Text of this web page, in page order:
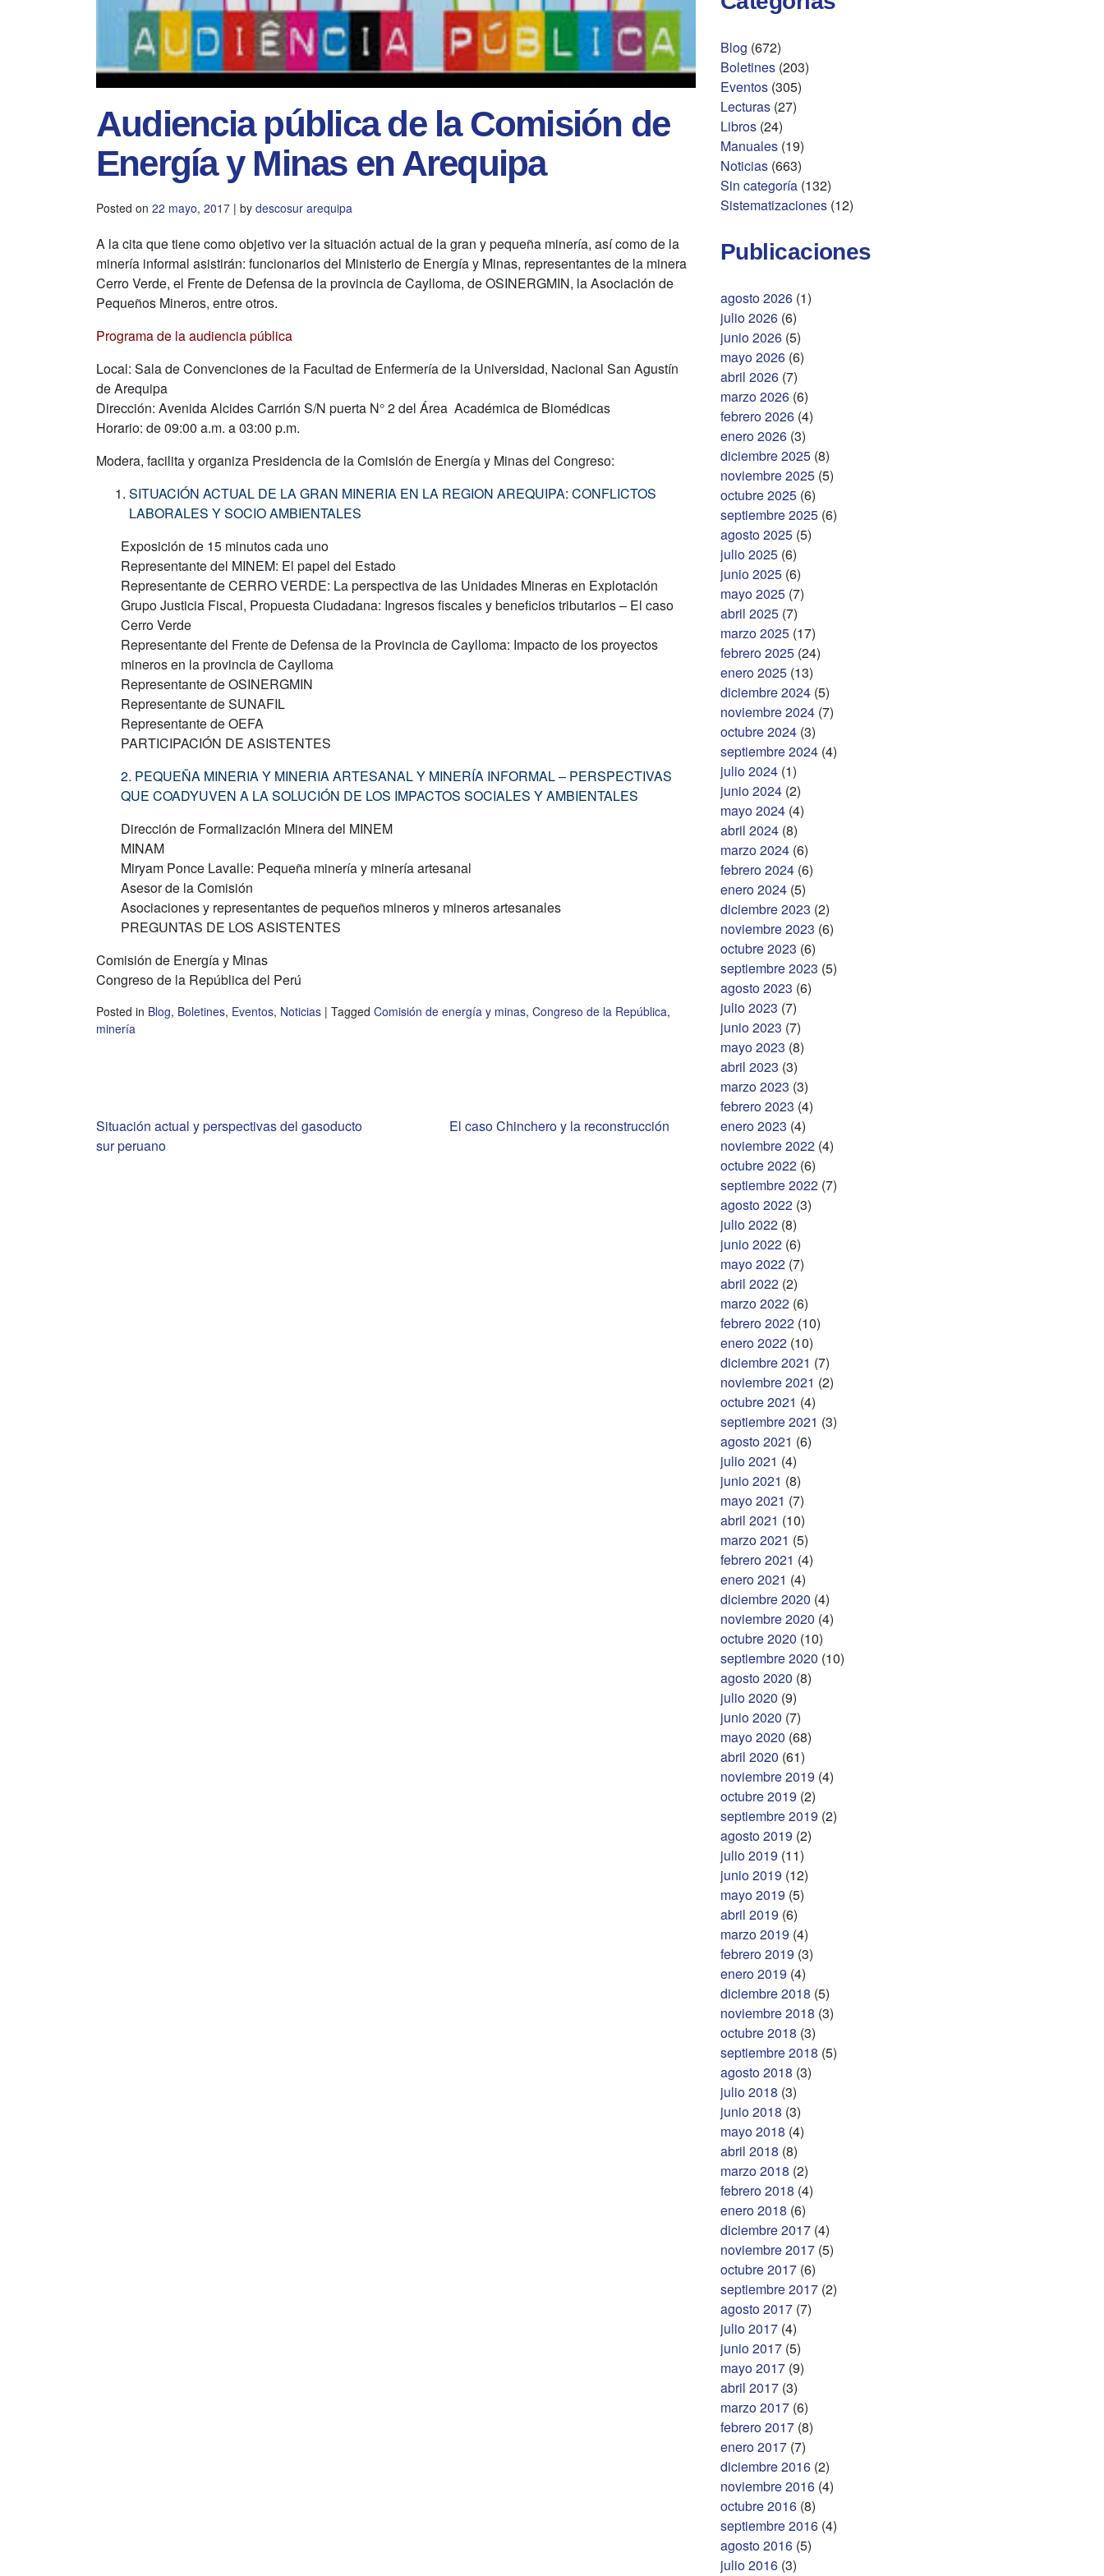
Audiencia pública de la Comisión de
Energía y Minas en Arequipa
Posted on 22 mayo, 2017 | by descosur arequipa
A la cita que tiene como objetivo ver la situación actual de la gran y pequeña minería, así como de la
minería informal asistirán: funcionarios del Ministerio de Energía y Minas, representantes de la minera
Cerro Verde, el Frente de Defensa de la provincia de Caylloma, de OSINERGMIN, la Asociación de
Pequeños Mineros, entre otros.
Programa de la audiencia pública
Local: Sala de Convenciones de la Facultad de Enfermería de la Universidad, Nacional San Agustín
de Arequipa
Dirección: Avenida Alcides Carrión S/N puerta N° 2 del Área Académica de Biomédicas
Horario: de 09:00 a.m. a 03:00 p.m.
Modera, facilita y organiza Presidencia de la Comisión de Energía y Minas del Congreso:
SITUACIÓN ACTUAL DE LA GRAN MINERIA EN LA REGION AREQUIPA: CONFLICTOS
LABORALES Y SOCIO AMBIENTALES
Exposición de 15 minutos cada uno
Representante del MINEM: El papel del Estado
Representante de CERRO VERDE: La perspectiva de las Unidades Mineras en Explotación
Grupo Justicia Fiscal, Propuesta Ciudadana: Ingresos fiscales y beneficios tributarios – El caso
Cerro Verde
Representante del Frente de Defensa de la Provincia de Caylloma: Impacto de los proyectos
mineros en la provincia de Caylloma
Representante de OSINERGMIN
Representante de SUNAFIL
Representante de OEFA
PARTICIPACIÓN DE ASISTENTES
2. PEQUEÑA MINERIA Y MINERIA ARTESANAL Y MINERÍA INFORMAL – PERSPECTIVAS
QUE COADYUVEN A LA SOLUCIÓN DE LOS IMPACTOS SOCIALES Y AMBIENTALES
Dirección de Formalización Minera del MINEM
MINAM
Miryam Ponce Lavalle: Pequeña minería y minería artesanal
Asesor de la Comisión
Asociaciones y representantes de pequeños mineros y mineros artesanales
PREGUNTAS DE LOS ASISTENTES
Comisión de Energía y Minas
Congreso de la República del Perú
Posted in Blog, Boletines, Eventos, Noticias | Tagged Comisión de energía y minas, Congreso de la República,
minería
Navegación
Situación actual y perspectivas del gasoducto
sur peruano
El caso Chinchero y la reconstrucción
Blog (672)
Boletines (203)
Eventos (305)
Lecturas (27)
Libros (24)
Manuales (19)
Noticias (663)
Sin categoría (132)
Sistematizaciones (12)
Publicaciones
agosto 2026 (1)
julio 2026 (6)
junio 2026 (5)
mayo 2026 (6)
abril 2026 (7)
marzo 2026 (6)
febrero 2026 (4)
enero 2026 (3)
diciembre 2025 (8)
noviembre 2025 (5)
octubre 2025 (6)
septiembre 2025 (6)
agosto 2025 (5)
julio 2025 (6)
junio 2025 (6)
mayo 2025 (7)
abril 2025 (7)
marzo 2025 (17)
febrero 2025 (24)
enero 2025 (13)
diciembre 2024 (5)
noviembre 2024 (7)
octubre 2024 (3)
septiembre 2024 (4)
julio 2024 (1)
junio 2024 (2)
mayo 2024 (4)
abril 2024 (8)
marzo 2024 (6)
febrero 2024 (6)
enero 2024 (5)
diciembre 2023 (2)
noviembre 2023 (6)
octubre 2023 (6)
septiembre 2023 (5)
agosto 2023 (6)
julio 2023 (7)
junio 2023 (7)
mayo 2023 (8)
abril 2023 (3)
marzo 2023 (3)
febrero 2023 (4)
enero 2023 (4)
noviembre 2022 (4)
octubre 2022 (6)
septiembre 2022 (7)
agosto 2022 (3)
julio 2022 (8)
junio 2022 (6)
mayo 2022 (7)
abril 2022 (2)
marzo 2022 (6)
febrero 2022 (10)
enero 2022 (10)
diciembre 2021 (7)
noviembre 2021 (2)
octubre 2021 (4)
septiembre 2021 (3)
agosto 2021 (6)
julio 2021 (4)
junio 2021 (8)
mayo 2021 (7)
abril 2021 (10)
marzo 2021 (5)
febrero 2021 (4)
enero 2021 (4)
diciembre 2020 (4)
noviembre 2020 (4)
octubre 2020 (10)
septiembre 2020 (10)
agosto 2020 (8)
julio 2020 (9)
junio 2020 (7)
mayo 2020 (68)
abril 2020 (61)
noviembre 2019 (4)
octubre 2019 (2)
septiembre 2019 (2)
agosto 2019 (2)
julio 2019 (11)
junio 2019 (12)
mayo 2019 (5)
abril 2019 (6)
marzo 2019 (4)
febrero 2019 (3)
enero 2019 (4)
diciembre 2018 (5)
noviembre 2018 (3)
octubre 2018 (3)
septiembre 2018 (5)
agosto 2018 (3)
julio 2018 (3)
junio 2018 (3)
mayo 2018 (4)
abril 2018 (8)
marzo 2018 (2)
febrero 2018 (4)
enero 2018 (6)
diciembre 2017 (4)
noviembre 2017 (5)
octubre 2017 (6)
septiembre 2017 (2)
agosto 2017 (7)
julio 2017 (4)
junio 2017 (5)
mayo 2017 (9)
abril 2017 (3)
marzo 2017 (6)
febrero 2017 (8)
enero 2017 (7)
diciembre 2016 (2)
noviembre 2016 (4)
octubre 2016 (8)
septiembre 2016 (4)
agosto 2016 (5)
julio 2016 (3)